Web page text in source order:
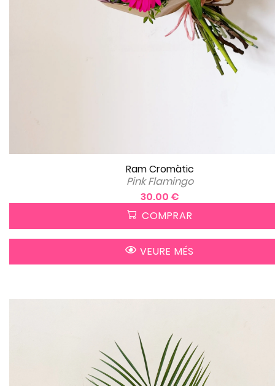
Ram Cromàtic
Pink Flamingo
30.00 €
COMPRAR
VEURE MÉS